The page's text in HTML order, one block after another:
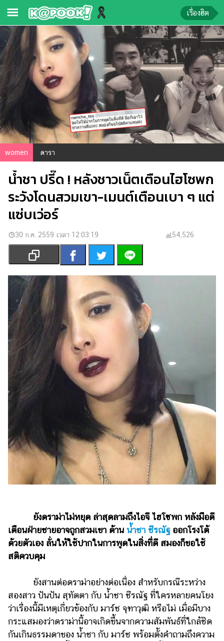
ข่าว-
ความ
รู้
ข่าว
บันเทิง
ตรวจ
หวย
ผล
บอล
สด
การ
การ
ศึกษา
บันเทิง
รูปภาพ
ดู
หนัง
Music
Station
ละคร
บันเทิง
ไลฟ์
ไตล์
ดูด
วง
ผู้ชาย
สุขภาพ
สูตร
ง่ายๆ
เรื่องฮิต
women ดารา
น้ำชา ปรี๊ด ! หลังชาวเน็ตเตือนไฮโซพก
ระวังโดนสวมเขา-เมนต์เตือนเบา ๆ แต่
แซ่บเว่อร์
30 ก.ค. 2559 เวลา 12:03:19 54,526
ยังดราม่าไม่หยุด ล่าสุดลามถึงไอจี ไฮโซพก หลังมือดี
เตือนฝ่ายชายอาจถูกสวมเขา ด้าน น้ำชา ชีรณัฐออกโรงโต้
ด้วยตัวเอง ลั่นให้ใช้ปากในการพูดในสิ่งที่ดี สมองก็ขอใช้
สติควบคุม
ยังสานต่อดราม่าอย่างต่อเนื่อง สำหรับกรณีระหว่าง
สองสาว ปันปัน สุทัตตา กับ น้ำชา ชีรณัฐ ที่ใครหลายคนโยง
ว่าเรื่องนี้มีเหตุเกี่ยวข้องกับ มาร์ช จุฑาวุฒิ หรือไม่ เมื่อมีบาง
กระแสมองว่าดราม่านี้อาจเกิดขึ้นจากความสัมพันธ์ที่ใกล้ชิด
กันเกินธรรมดาของ น้ำชา กับ มาร์ช พร้อมตั้งคำถามถึงความ